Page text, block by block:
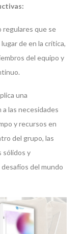
regulares que se
de en la crítica,
del equipo y
una
las necesidades
y recursos en
del grupo, las
sólidos y
del mundo